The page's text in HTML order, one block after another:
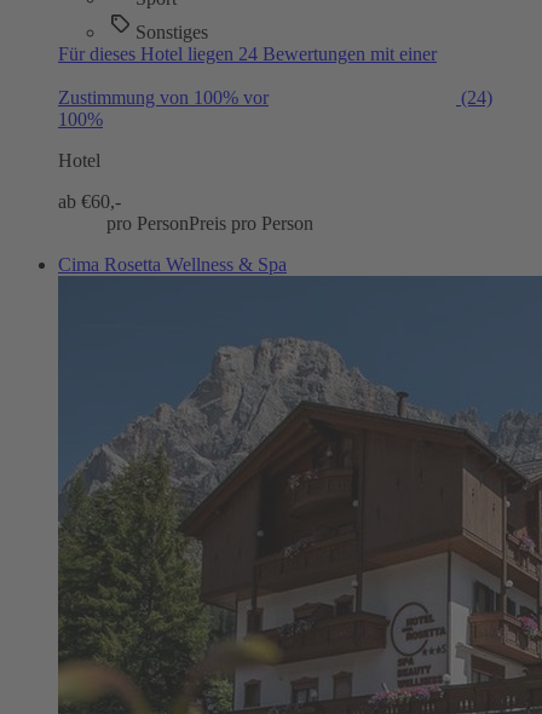
Sonstiges
Für dieses Hotel liegen 24 Bewertungen mit einer
Zustimmung von 100% vor
(24)
100%
Hotel
ab €60,-
pro PersonPreis pro Person
Cima Rosetta Wellness & Spa